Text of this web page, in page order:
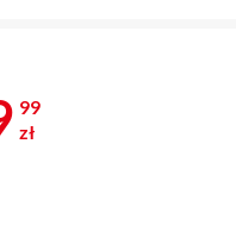
689,99
99
zł